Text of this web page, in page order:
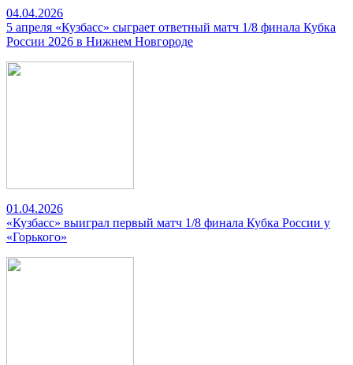
04.04.2026
5 апреля «Кузбасс» сыграет ответный матч 1/8 финала Кубка
России 2026 в Нижнем Новгороде
01.04.2026
«Кузбасс» выиграл первый матч 1/8 финала Кубка России у
«Горького»